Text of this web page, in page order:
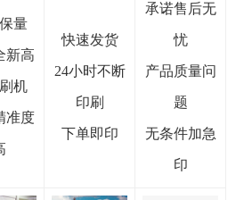
量
新高
机
准度
快速发货
24小时不断
印刷
下单即印
承诺售后无
忧
产品质量问
题
无条件加急
印